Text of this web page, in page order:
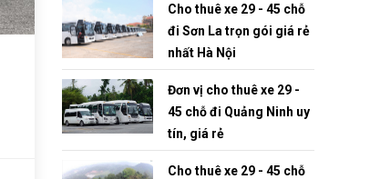
Cho thuê xe 29 - 45 chỗ
đi Sơn La trọn gói giá rẻ
nhất Hà Nội
Đơn vị cho thuê xe 29 -
45 chỗ đi Quảng Ninh uy
tín, giá rẻ
Cho thuê xe 29 - 45 chỗ